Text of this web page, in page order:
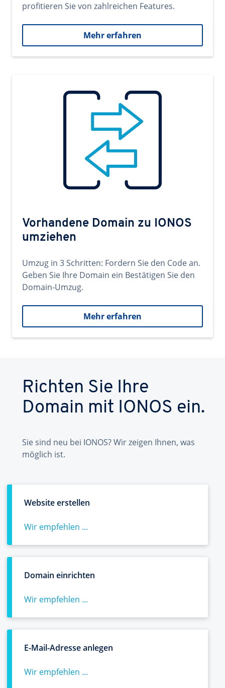
profitieren Sie von zahlreichen Features.
Mehr erfahren
Vorhandene Domain zu IONOS
umziehen
Umzug in 3 Schritten: Fordern Sie den Code an.
Geben Sie Ihre Domain ein Bestätigen Sie den
Domain-Umzug.
Mehr erfahren
Richten Sie Ihre
Domain mit IONOS ein.
Sie sind neu bei IONOS? Wir zeigen Ihnen, was
möglich ist.
Website erstellen
Wir empfehlen ...
Domain einrichten
Wir empfehlen ...
E-Mail-Adresse anlegen
Wir empfehlen ...